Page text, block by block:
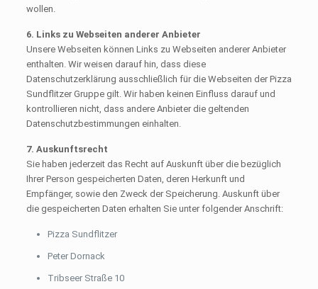
wollen.
6. Links zu Webseiten anderer Anbieter
Unsere Webseiten können Links zu Webseiten anderer Anbieter
enthalten. Wir weisen darauf hin, dass diese
Datenschutzerklärung ausschließlich für die Webseiten der Pizza
Sundflitzer Gruppe gilt. Wir haben keinen Einfluss darauf und
kontrollieren nicht, dass andere Anbieter die geltenden
Datenschutzbestimmungen einhalten.
7. Auskunftsrecht
Sie haben jederzeit das Recht auf Auskunft über die bezüglich
Ihrer Person gespeicherten Daten, deren Herkunft und
Empfänger, sowie den Zweck der Speicherung. Auskunft über
die gespeicherten Daten erhalten Sie unter folgender Anschrift:
Pizza Sundflitzer
Peter Dornack
Tribseer Straße 10